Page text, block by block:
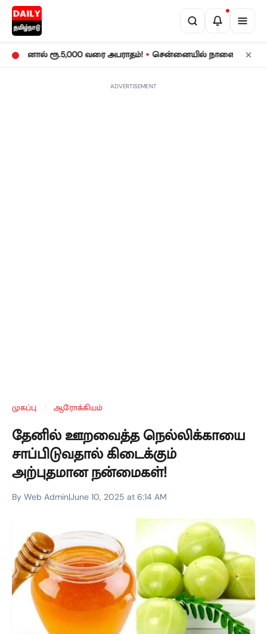
ரூ.5,000 வரை அபராதம்! • சென்னையில் நாளை மின் தடை! உங்கள்
ADVERTISEMENT
முகப்பு ஆரோக்கியம்
தேனில் ஊறவைத்த நெல்லிக்காயை
சாப்பிடுவதால் கிடைக்கும்
அற்புதமான நன்மைகள்!
By Web Admin|June 10, 2025 at 6:14 AM